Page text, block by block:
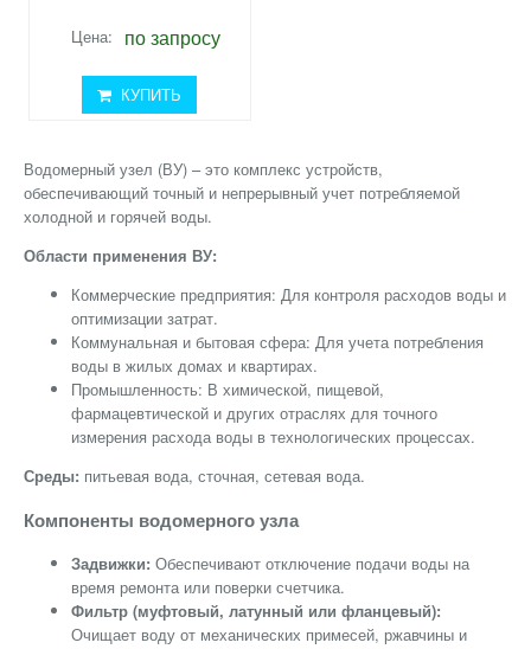
Цена: по запросу
КУПИТЬ
Водомерный узел (ВУ) – это комплекс устройств,
обеспечивающий точный и непрерывный учет потребляемой
холодной и горячей воды.
Области применения ВУ:
Коммерческие предприятия: Для контроля расходов воды и
оптимизации затрат.
Коммунальная и бытовая сфера: Для учета потребления
воды в жилых домах и квартирах.
Промышленность: В химической, пищевой,
фармацевтической и других отраслях для точного
измерения расхода воды в технологических процессах.
Среды: питьевая вода, сточная, сетевая вода.
Компоненты водомерного узла
Задвижки: Обеспечивают отключение подачи воды на
время ремонта или поверки счетчика.
Фильтр (муфтовый, латунный или фланцевый):
Очищает воду от механических примесей, ржавчины и